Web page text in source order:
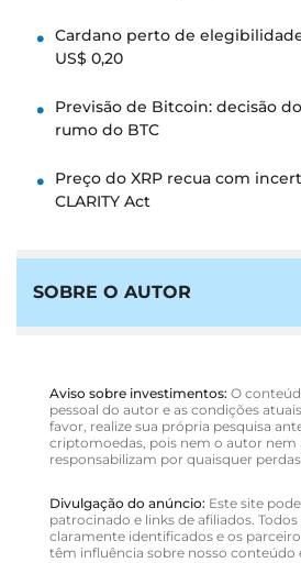
Cardano perto de
US$ 0,20
Previsão de Bitcoin: decisão
rumo do BTC
Preço do XRP recua com
CLARITY Act
SOBRE O AUTOR
Aviso sobre investimentos: O
pessoal do autor e as condições
favor, realize sua própria pesquisa
criptomoedas, pois nem o autor nem
responsabilizam por quaisquer
Divulgação do anúncio: Este site
patrocinado e links de afiliados.
claramente identificados e os
têm influência sobre nosso conteúdo